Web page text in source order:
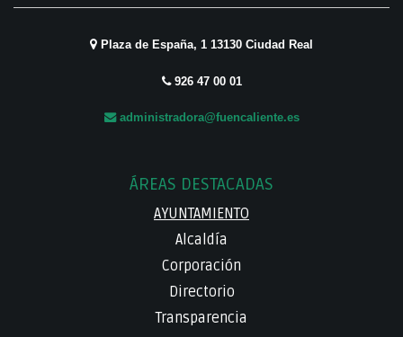
Plaza de España, 1 13130 Ciudad Real
926 47 00 01
administradora@fuencaliente.es
ÁREAS DESTACADAS
AYUNTAMIENTO
Alcaldía
Corporación
Directorio
Transparencia